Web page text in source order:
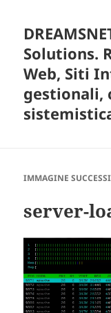
Solutions.
Web, Siti
gestionali,
IMMAGINE
server-